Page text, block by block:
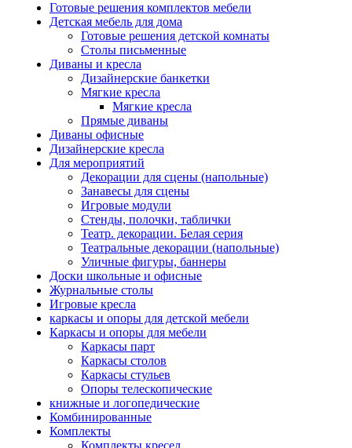
Готовые решения комплектов мебели
Детская мебель для дома
Готовые решения детской комнаты
Столы письменные
Диваны и кресла
Дизайнерские банкетки
Мягкие кресла
Мягкие кресла
Прямые диваны
Диваны офисные
Дизайнерские кресла
Для мероприятий
Декорации для сцены (напольные)
Занавесы для сцены
Игровые модули
Стенды, полочки, таблички
Театр. декорации. Белая серия
Театральные декорации (напольные)
Уличные фигуры, баннеры
Доски школьные и офисные
Журнальные столы
Игровые кресла
каркасы и опоры для детской мебели
Каркасы и опоры для мебели
Каркасы парт
Каркасы столов
Каркасы стульев
Опоры телескопические
книжные и логопедические
Комбинированные
Комплекты
Комплекты кресел